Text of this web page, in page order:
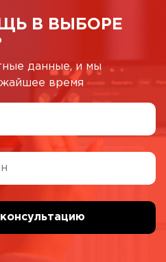
В ВЫБОРЕ
данные, и мы
время